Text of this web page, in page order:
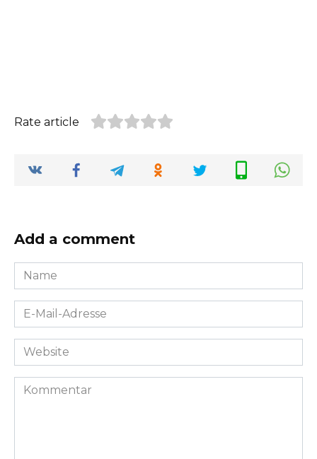
Rate article
Add a comment
Name
*
E-
Mail-
Adresse
Website
Kommentar